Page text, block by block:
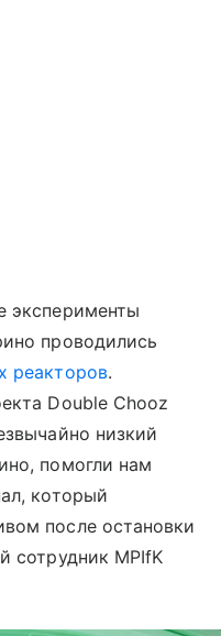
эксперименты
проводились
реакторов.
Double Chooz
низкий
помогли нам
который
после остановки
сотрудник MPIfK